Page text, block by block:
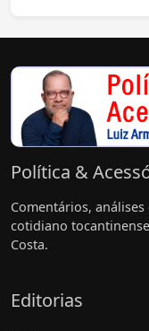
Política &
Comentários,
cotidiano
Costa.
Editorias